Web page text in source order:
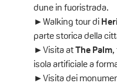
dune in fuoristrada.
►Walking tour di
parte storica della
►Visita atThe Palm
isola artificiale a
►Visita dei